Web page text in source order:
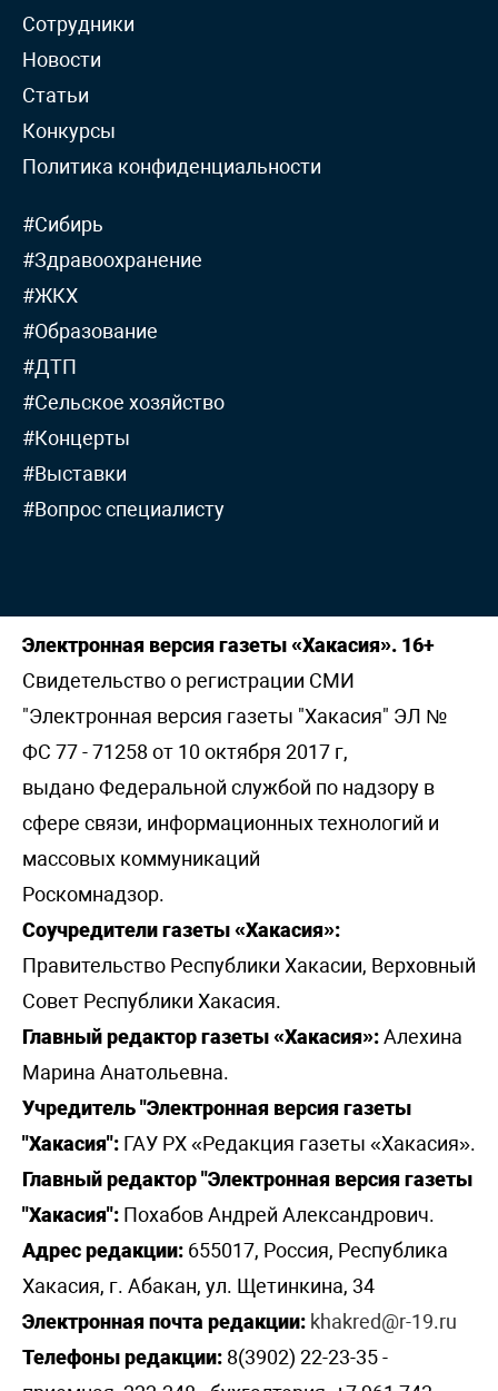
Сотрудники
Новости
Статьи
Конкурсы
Политика конфиденциальности
#Сибирь
#Здравоохранение
#ЖКХ
#Образование
#ДТП
#Сельское хозяйство
#Концерты
#Выставки
#Вопрос специалисту
Электронная версия газеты «Хакасия». 16+
Свидетельство о регистрации СМИ
"Электронная версия газеты "Хакасия" ЭЛ №
ФС 77 - 71258 от 10 октября 2017 г,
выдано Федеральной службой по надзору в
сфере связи, информационных технологий и
массовых коммуникаций
Роскомнадзор.
Соучредители газеты «Хакасия»:
Правительство Республики Хакасии, Верховный
Совет Республики Хакасия.
Главный редактор газеты «Хакасия»:Алехина
Марина Анатольевна.
Учредитель "Электронная версия газеты
"Хакасия": ГАУ РХ «Редакция газеты «Хакасия».
Главный редактор "Электронная версия газеты
"Хакасия": Похабов Андрей Александрович.
Адрес редакции: 655017, Россия, Республика
Хакасия, г. Абакан, ул. Щетинкина, 34
Электронная почта редакции: khakred@r-19.ru
Телефоны редакции: 8(3902) 22-23-35 -